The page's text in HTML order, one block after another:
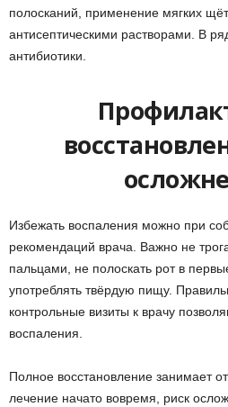
полосканий, применение мягких
антисептическими растворами. В
антибиотики.
Избежать воспаления можно при
рекомендаций врача. Важно не
пальцами, не полоскать рот в
употреблять твёрдую пищу.
контрольные визиты к врачу
воспаления.
Полное восстановление занимает
лечение начато вовремя, риск